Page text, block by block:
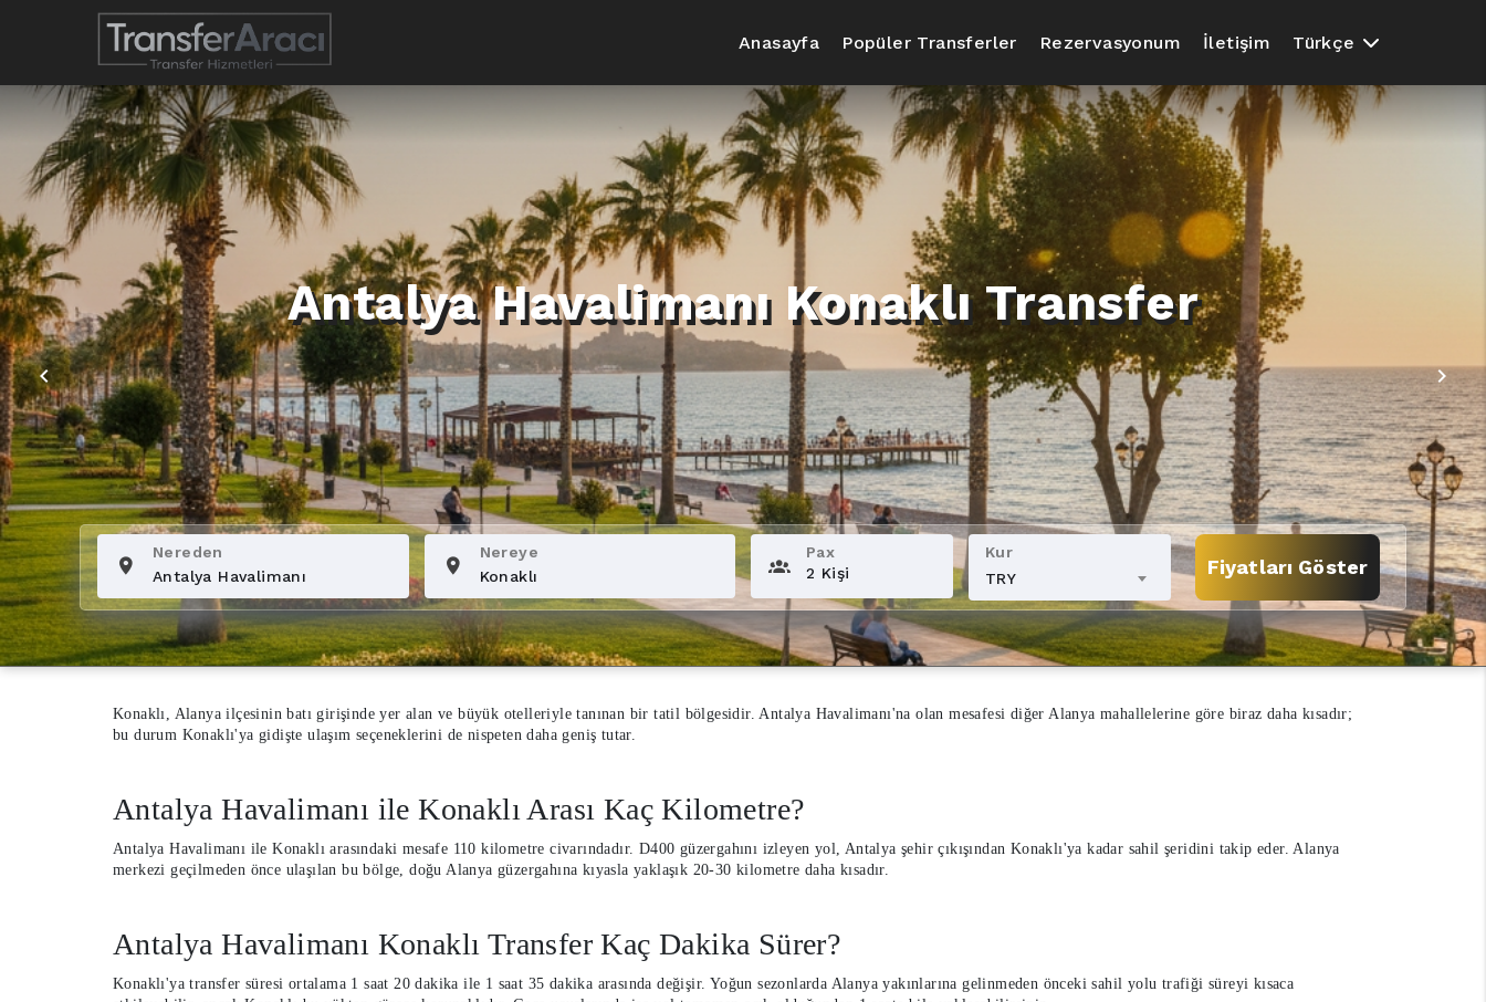
Anasayfa Popüler Transferler Rezervasyonum İletişim Türkçe
Antalya Havalimanı Konaklı Transfer
Nereden Nereye
Pax
2 Kişi
Kur
TRY
Fiyatları Göster
Konaklı, Alanya ilçesinin batı girişinde yer alan ve büyük otelleriyle tanınan bir tatil bölgesidir. Antalya Havalimanı'na olan mesafesi diğer Alanya mahallelerine göre biraz daha kısadır;
bu durum Konaklı'ya gidişte ulaşım seçeneklerini de nispeten daha geniş tutar.
Antalya Havalimanı ile Konaklı Arası Kaç Kilometre?
Antalya Havalimanı ile Konaklı arasındaki mesafe 110 kilometre civarındadır. D400 güzergahını izleyen yol, Antalya şehir çıkışından Konaklı'ya kadar sahil şeridini takip eder. Alanya
merkezi geçilmeden önce ulaşılan bu bölge, doğu Alanya güzergahına kıyasla yaklaşık 20-30 kilometre daha kısadır.
Antalya Havalimanı Konaklı Transfer Kaç Dakika Sürer?
Konaklı'ya transfer süresi ortalama 1 saat 20 dakika ile 1 saat 35 dakika arasında değişir. Yoğun sezonlarda Alanya yakınlarına gelinmeden önceki sahil yolu trafiği süreyi kısaca